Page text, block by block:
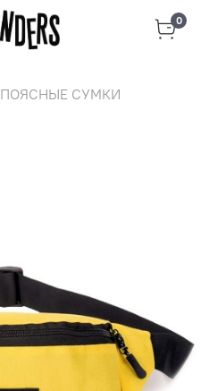
0
ПОЯСНЫЕ СУМКИ